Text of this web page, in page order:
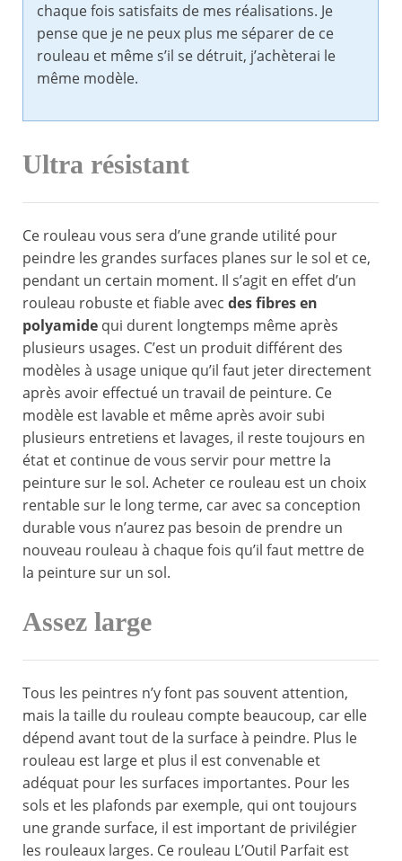
chaque fois satisfaits de mes réalisations. Je
pense que je ne peux plus me séparer de ce
rouleau et même s’il se détruit, j’achèterai le
même modèle.
Ultra résistant
Ce rouleau vous sera d’une grande utilité pour
peindre les grandes surfaces planes sur le sol et ce,
pendant un certain moment. Il s’agit en effet d’un
rouleau robuste et fiable avec des fibres en
polyamide qui durent longtemps même après
plusieurs usages. C’est un produit différent des
modèles à usage unique qu’il faut jeter directement
après avoir effectué un travail de peinture. Ce
modèle est lavable et même après avoir subi
plusieurs entretiens et lavages, il reste toujours en
état et continue de vous servir pour mettre la
peinture sur le sol. Acheter ce rouleau est un choix
rentable sur le long terme, car avec sa conception
durable vous n’aurez pas besoin de prendre un
nouveau rouleau à chaque fois qu’il faut mettre de
la peinture sur un sol.
Assez large
Tous les peintres n’y font pas souvent attention,
mais la taille du rouleau compte beaucoup, car elle
dépend avant tout de la surface à peindre. Plus le
rouleau est large et plus il est convenable et
adéquat pour les surfaces importantes. Pour les
sols et les plafonds par exemple, qui ont toujours
une grande surface, il est important de privilégier
les rouleaux larges. Ce rouleau L’Outil Parfait est